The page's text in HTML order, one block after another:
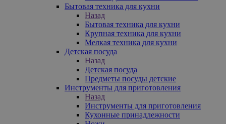
Бытовая техника для кухни
Назад
Бытовая техника для кухни
Крупная техника для кухни
Мелкая техника для кухни
Детская посуда
Назад
Детская посуда
Предметы посуды детские
Инструменты для приготовления
Назад
Инструменты для приготовления
Кухонные принадлежности